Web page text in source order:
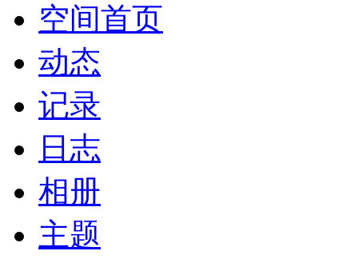
空间首页
动态
记录
日志
相册
主题